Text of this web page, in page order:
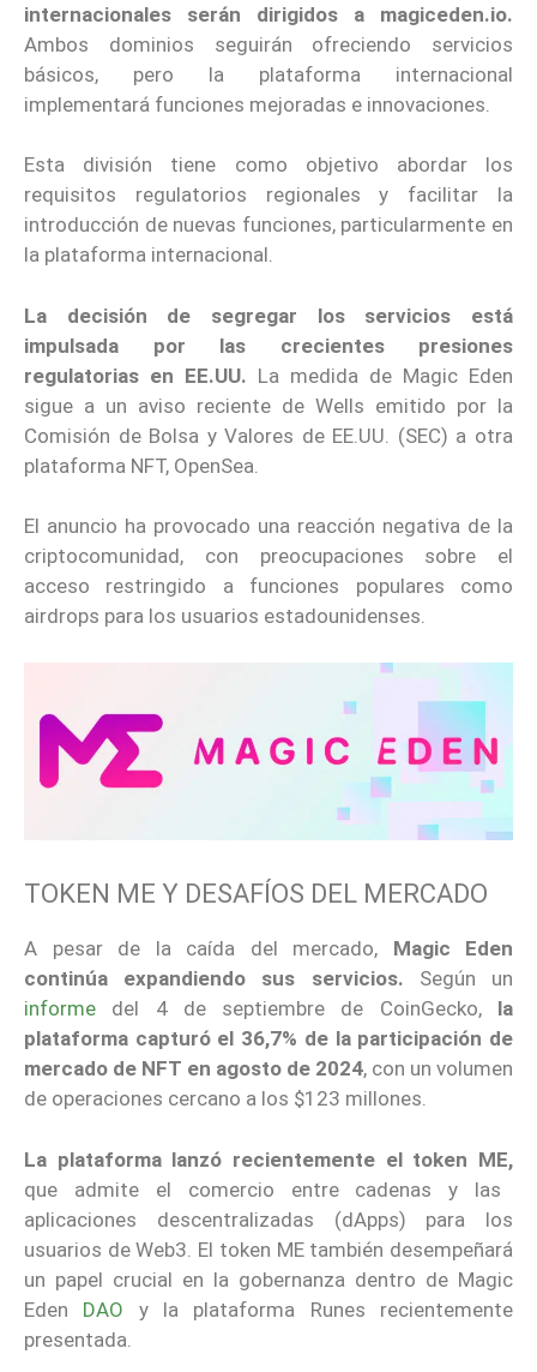
internacionales serán dirigidos a magiceden.io.
Ambos dominios seguirán ofreciendo servicios
básicos, pero la plataforma internacional
implementará funciones mejoradas e innovaciones.
Esta división tiene como objetivo abordar los
requisitos regulatorios regionales y facilitar la
introducción de nuevas funciones, particularmente en
la plataforma internacional.
La decisión de segregar los servicios está
impulsada por las crecientes presiones
regulatorias en EE.UU. La medida de Magic Eden
sigue a un aviso reciente de Wells emitido por la
Comisión de Bolsa y Valores de EE.UU. (SEC) a otra
plataforma NFT, OpenSea.
El anuncio ha provocado una reacción negativa de la
criptocomunidad, con preocupaciones sobre el
acceso restringido a funciones populares como
airdrops para los usuarios estadounidenses.
TOKEN ME Y DESAFÍOS DEL MERCADO
A pesar de la caída del mercado, Magic Eden
continúa expandiendo sus servicios. Según un
informe del 4 de septiembre de CoinGecko,la
plataforma capturó el 36,7% de la participación de
mercado de NFT en agosto de 2024, con un volumen
de operaciones cercano a los $123 millones.
La plataforma lanzó recientemente el token ME,
que admite el comercio entre cadenas y las
aplicaciones descentralizadas (dApps) para los
usuarios de Web3. El token ME también desempeñará
un papel crucial en la gobernanza dentro de Magic
Eden DAO y la plataforma Runes recientemente
presentada.